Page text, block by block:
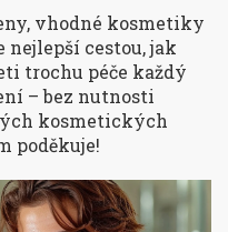
vhodné kosmetiky
cestou, jak
trochu péče každý
– bez nutnosti
kosmetických
poděkuje!